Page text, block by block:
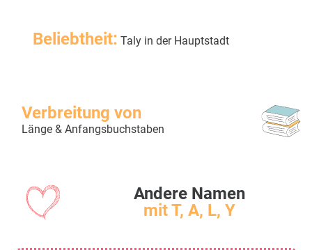
Beliebtheit: Taly in der Hauptstadt
Verbreitung von
Länge & Anfangsbuchstaben
Andere Namen
mit T, A, L, Y